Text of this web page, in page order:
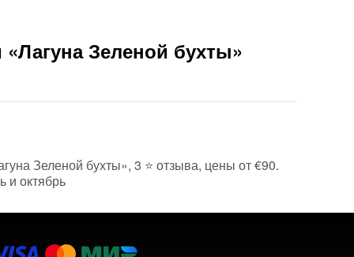
Зеленой бухты»
Зеленой бухты», 3 ⭐ отзыва, цены от €90.
и октябрь